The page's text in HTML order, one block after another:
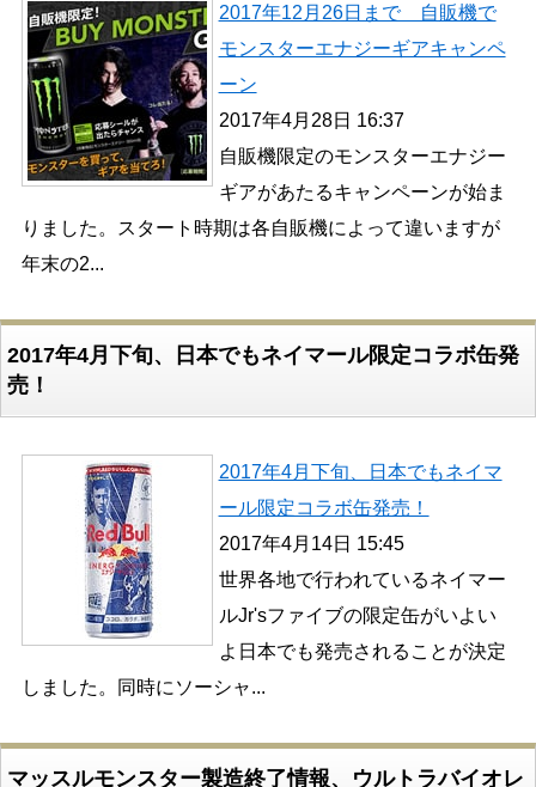
2017年12月26日まで 自販機で
モンスターエナジーギアキャンペ
ーン
2017年4月28日 16:37
自販機限定のモンスターエナジー
ギアがあたるキャンペーンが始ま
りました。スタート時期は各自販機によって違いますが
年末の2...
2017年4月下旬、日本でもネイマール限定コラボ缶発
売！
2017年4月下旬、日本でもネイマ
ール限定コラボ缶発売！
2017年4月14日 15:45
世界各地で行われているネイマー
ルJr'sファイブの限定缶がいよい
よ日本でも発売されることが決定
しました。同時にソーシャ...
マッスルモンスター製造終了情報、ウルトラバイオレ